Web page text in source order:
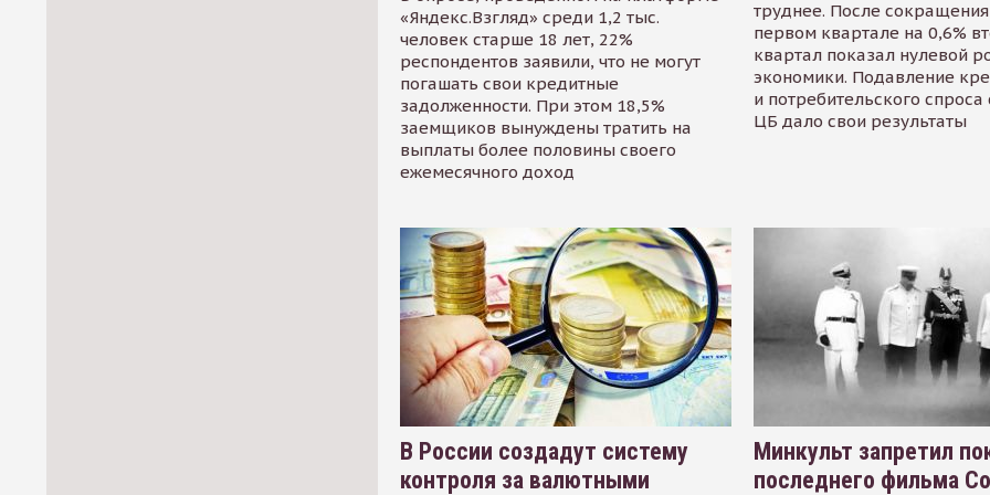
«Яндекс.Взгляд» среди 1,2 тыс.
человек старше 18 лет, 22%
респондентов заявили, что не могут
погашать свои кредитные
задолженности. При этом 18,5%
заемщиков вынуждены тратить на
выплаты более половины своего
ежемесячного доход
труднее. После
первом квартале на 0,6%
квартал показал нулевой
экономики. Подавление
и потребительского
ЦБ дало свои результаты
В России создадут систему
контроля за валютными
Минкульт запретил
последнего фильма